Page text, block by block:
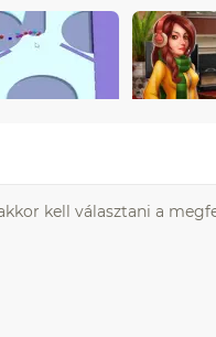
kell választani a